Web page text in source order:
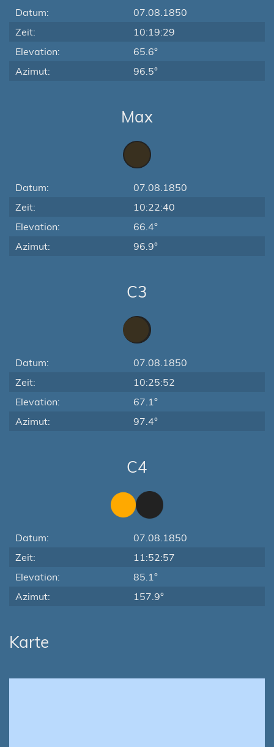
Datum:
07.08.1850
Zeit:
10:19:29
Elevation:
65.6°
Azimut:
96.5°
Max
Datum:
07.08.1850
Zeit:
10:22:40
Elevation:
66.4°
Azimut:
96.9°
C3
Datum:
07.08.1850
Zeit:
10:25:52
Elevation:
67.1°
Azimut:
97.4°
C4
Datum:
07.08.1850
Zeit:
11:52:57
Elevation:
85.1°
Azimut:
157.9°
Karte